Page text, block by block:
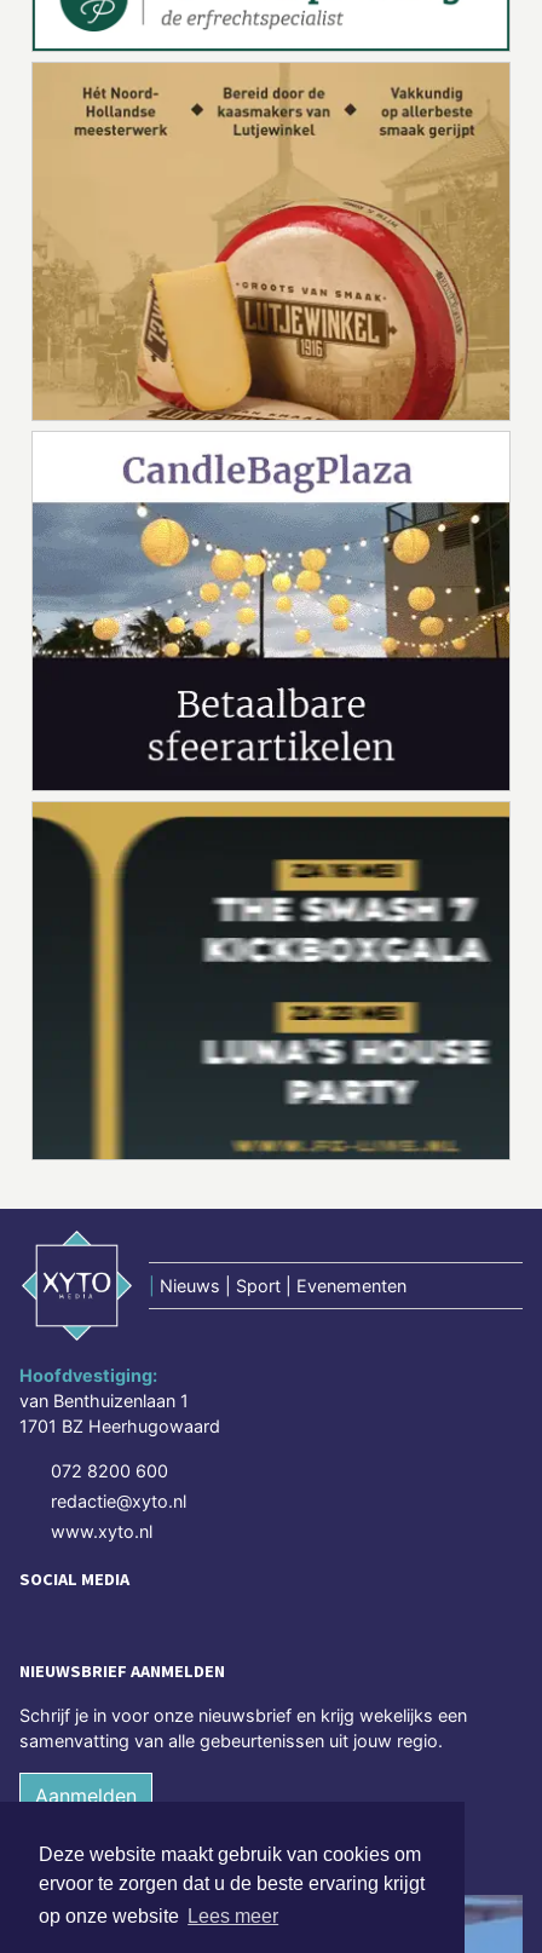
Deze website maakt gebruik van cookies om
ervoor te zorgen dat u de beste ervaring krijgt
op onze website Lees meer
Nieuws | Sport | Evenementen
Hoofdvestiging:
van Benthuizenlaan 1
1701 BZ Heerhugowaard
072 8200 600
redactie@xyto.nl
www.xyto.nl
SOCIAL MEDIA
NIEUWSBRIEF AANMELDEN
Schrijf je in voor onze nieuwsbrief en krijg wekelijks een
samenvatting van alle gebeurtenissen uit jouw regio.
Aanmelden
ONLINE DAGBLADEN